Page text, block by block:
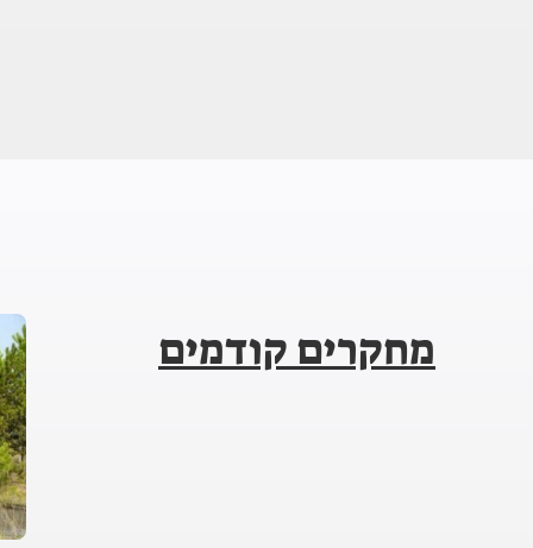
מחקרים קודמים